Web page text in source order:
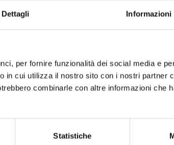
Dettagli Informazioni
per fornire funzionalità dei social media e
in cui utilizza il nostro sito con i nostri partner
combinarle con altre informazioni che
Statistiche